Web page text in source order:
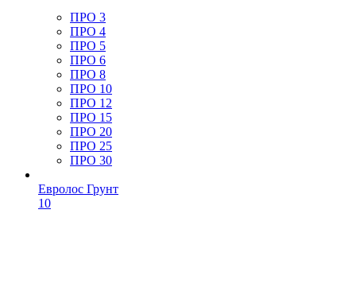
ПРО 3
ПРО 4
ПРО 5
ПРО 6
ПРО 8
ПРО 10
ПРО 12
ПРО 15
ПРО 20
ПРО 25
ПРО 30
Евролос Грунт
10